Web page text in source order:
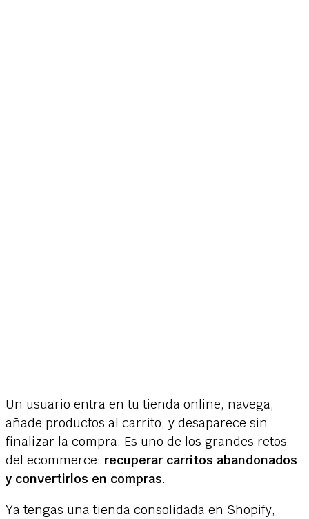
Un usuario entra en tu tienda online, navega,
añade productos al carrito, y desaparece sin
finalizar la compra. Es uno de los grandes retos
del ecommerce: recuperar carritos abandonados
y convertirlos en compras.
Ya tengas una tienda consolidada en Shopify,